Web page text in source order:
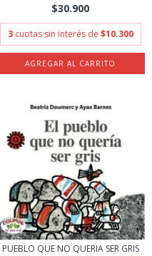
$30.900
3 cuotas sin interés de $10.300
PUEBLO QUE NO QUERIA SER GRIS